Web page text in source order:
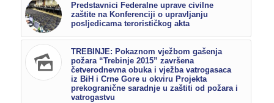
Predstavnici Federalne uprave civilne
zaštite na Konferenciji o upravljanju
posljedicama terorističkog akta
TREBINJE: Pokaznom vježbom gašenja
požara “Trebinje 2015” završena
četverodnevna obuka i vježba vatrogasaca
iz BiH i Crne Gore u okviru Projekta
prekogranične saradnje u zaštiti od požara i
vatrogastvu